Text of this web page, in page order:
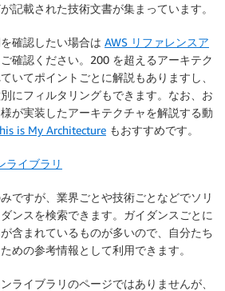
記載された技術文書が集まっています。
確認したい場合は AWS リファレンスア
確認ください。200 を超えるアーキテク
いてポイントごとに解説もありますし、
にフィルタリングもできます。なお、お
が実装したアーキテクチャを解説する動
is My Architecture もおすすめです。
ライブラリ
ですが、業界ごとや技術ごとなどでソリ
ンスを検索できます。ガイダンスごとに
含まれているものが多いので、自分たち
めの参考情報として利用できます。
ライブラリのページではありませんが、